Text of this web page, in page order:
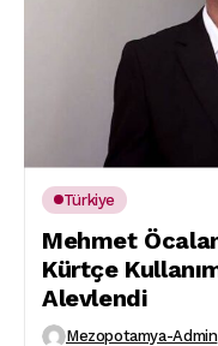
Türkiye
Mehmet
Kürtçe
Alevlendi
Mezopotamya-Admin